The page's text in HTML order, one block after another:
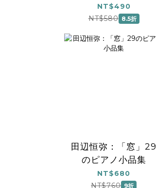
ジオジブリ曲集[初中
級] 1
NT$490
NT$580 8.5折
田辺恒弥：「窓」29
のピアノ小品集
NT$680
NT$760 9折